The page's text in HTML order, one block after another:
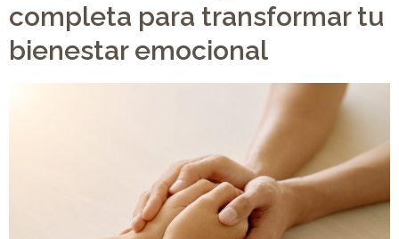
completa para transformar tu
bienestar emocional